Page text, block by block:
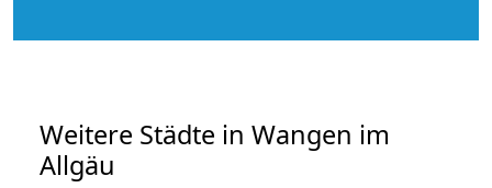
Weitere Städte in Wangen im
Allgäu